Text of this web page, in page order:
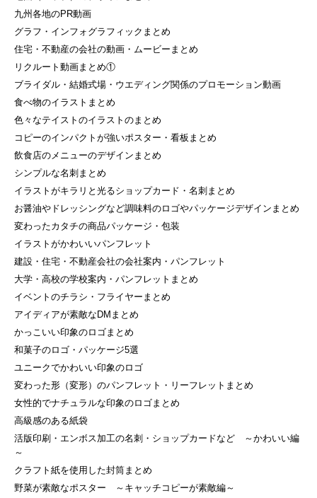
九州各地のPR動画
グラフ・インフォグラフィックまとめ
住宅・不動産の会社の動画・ムービーまとめ
リクルート動画まとめ①
ブライダル・結婚式場・ウエディング関係のプロモーション動画
食べ物のイラストまとめ
色々なテイストのイラストのまとめ
コピーのインパクトが強いポスター・看板まとめ
飲食店のメニューのデザインまとめ
シンプルな名刺まとめ
イラストがキラリと光るショップカード・名刺まとめ
お醤油やドレッシングなど調味料のロゴやパッケージデザインまとめ
変わったカタチの商品パッケージ・包装
イラストがかわいいパンフレット
建設・住宅・不動産会社の会社案内・パンフレット
大学・高校の学校案内・パンフレットまとめ
イベントのチラシ・フライヤーまとめ
アイディアが素敵なDMまとめ
かっこいい印象のロゴまとめ
和菓子のロゴ・パッケージ5選
ユニークでかわいい印象のロゴ
変わった形（変形）のパンフレット・リーフレットまとめ
女性的でナチュラルな印象のロゴまとめ
高級感のある紙袋
活版印刷・エンボス加工の名刺・ショップカードなど ～かわいい編
～
クラフト紙を使用した封筒まとめ
野菜が素敵なポスター ～キャッチコピーが素敵編～